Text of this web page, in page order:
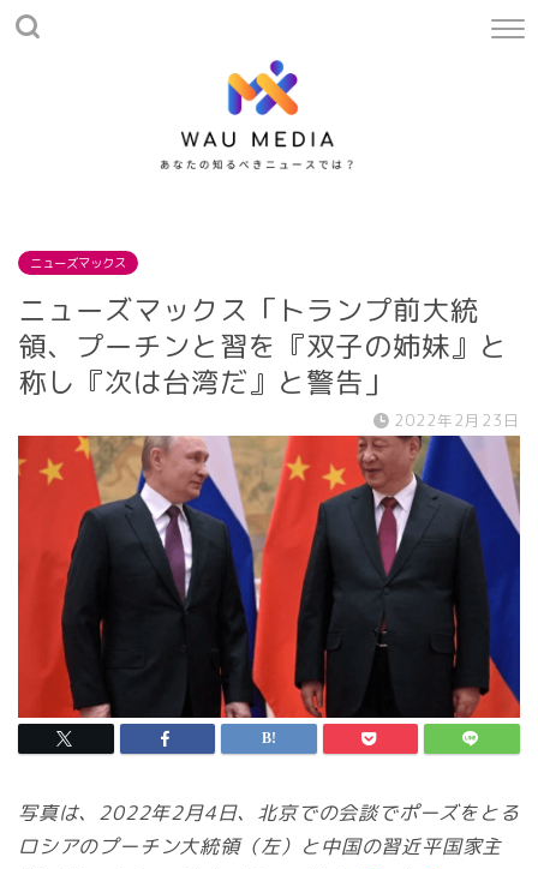
ニューズマックス
ニューズマックス「トランプ前大統
領、プーチンと習を『双子の姉妹』と
称し『次は台湾だ』と警告」
2022年2月23日
写真は、2022年2月4日、北京での会談でポーズをとる
ロシアのプーチン大統領（左）と中国の習近平国家主